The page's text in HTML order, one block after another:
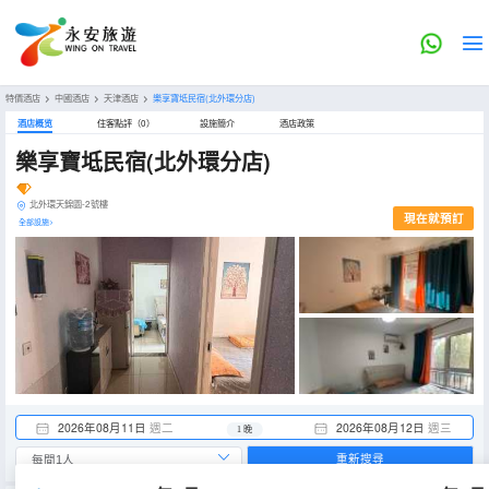
特價酒店 > 中國酒店 > 天津酒店 > 樂享寶坻民宿(北外環分店)
酒店概览 住客點評（0） 設施簡介 酒店政策
樂享寶坻民宿(北外環分店)
北外環天錦園-2號樓
全部設施> 現在就預訂
2026年08月11日 週二 2026年08月12日 週三
1 晚
重新搜尋